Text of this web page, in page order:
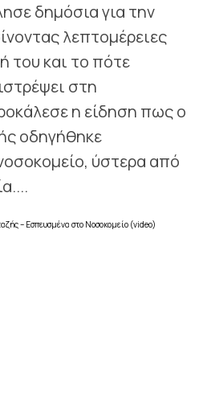
δημόσια για την
λεπτομέρειες
του και το πότε
στη
η είδηση πως ο
οδηγήθηκε
ύστερα από